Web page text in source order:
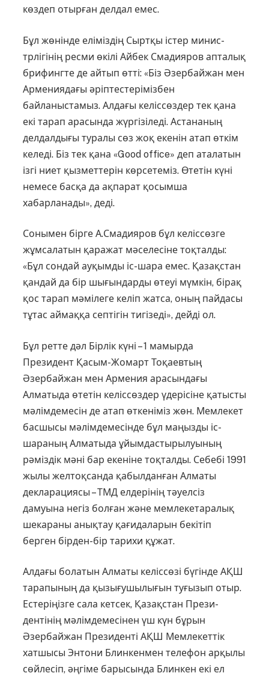
көздеп отыр­ған делдал емес.
Бұл жөнінде еліміздің Сыртқы іс­тер минис­
трлігінің ресми өкілі Айбек Смадияров апталық
брифингте де айтып өтті: «Біз Әзербайжан мен
Армениядағы әріптестерімізбен
байланыстамыз. Алдағы келіссөздер тек қана
екі тарап ара­сында жүргізіледі. Астананың
делдал­дығы туралы сөз жоқ екенін атап өткім
келеді. Біз тек қана «Good office» деп аталатын
ізгі ниет қызметтерін көрсетеміз. Өтетін күні
немесе басқа да ақпарат қосымша
хабарланады», деді.
Сонымен бірге А.Смадияров бұл келіссөзге
жұмсалатын қаражат мәсе­лесіне тоқталды:
«Бұл сондай ауқым­ды іс-шара емес. Қазақстан
қандай да бір шығындарды өтеуі мүмкін, бірақ
қос тарап мәмілеге келіп жатса, оның пайдасы
тұтас аймаққа септігін тигізеді», дейді ол.
Бұл ретте дәл Бірлік күні – 1 мамырда
Президент Қасым-Жомарт Тоқаевтың
Әзербайжан мен Армения арасындағы
Алматыда өтетін келіссөздер үдерісіне қатысты
мәлімдемесін де атап өткеніміз жөн. Мемлекет
басшысы мәлімдемесінде бұл маңызды іс-
шараның Алматыда ұйымдастырылуының
рәміздік мәні бар екеніне тоқталды. Себебі 1991
жылы желтоқсанда қабылданған Алматы
декларациясы – ТМД елдерінің тәуелсіз
дамуына негіз болған және мемлекетаралық
шекараны анықтау қағидаларын бекітіп
берген бірден-бір тарихи құжат.
Алдағы болатын Алматы келіс­сөзі бүгінде АҚШ
тарапының да қы­зығушылығын туғызып отыр.
Есте­ріңізге сала кетсек, Қазақстан Прези­
дентінің мәлімдемесінен үш күн бұ­рын
Әзербайжан Президенті АҚШ Мемлекеттік
хатшысы Энтони Блин­кенмен телефон арқылы
сөйлесіп, әңгіме барысында Блинкен екі ел